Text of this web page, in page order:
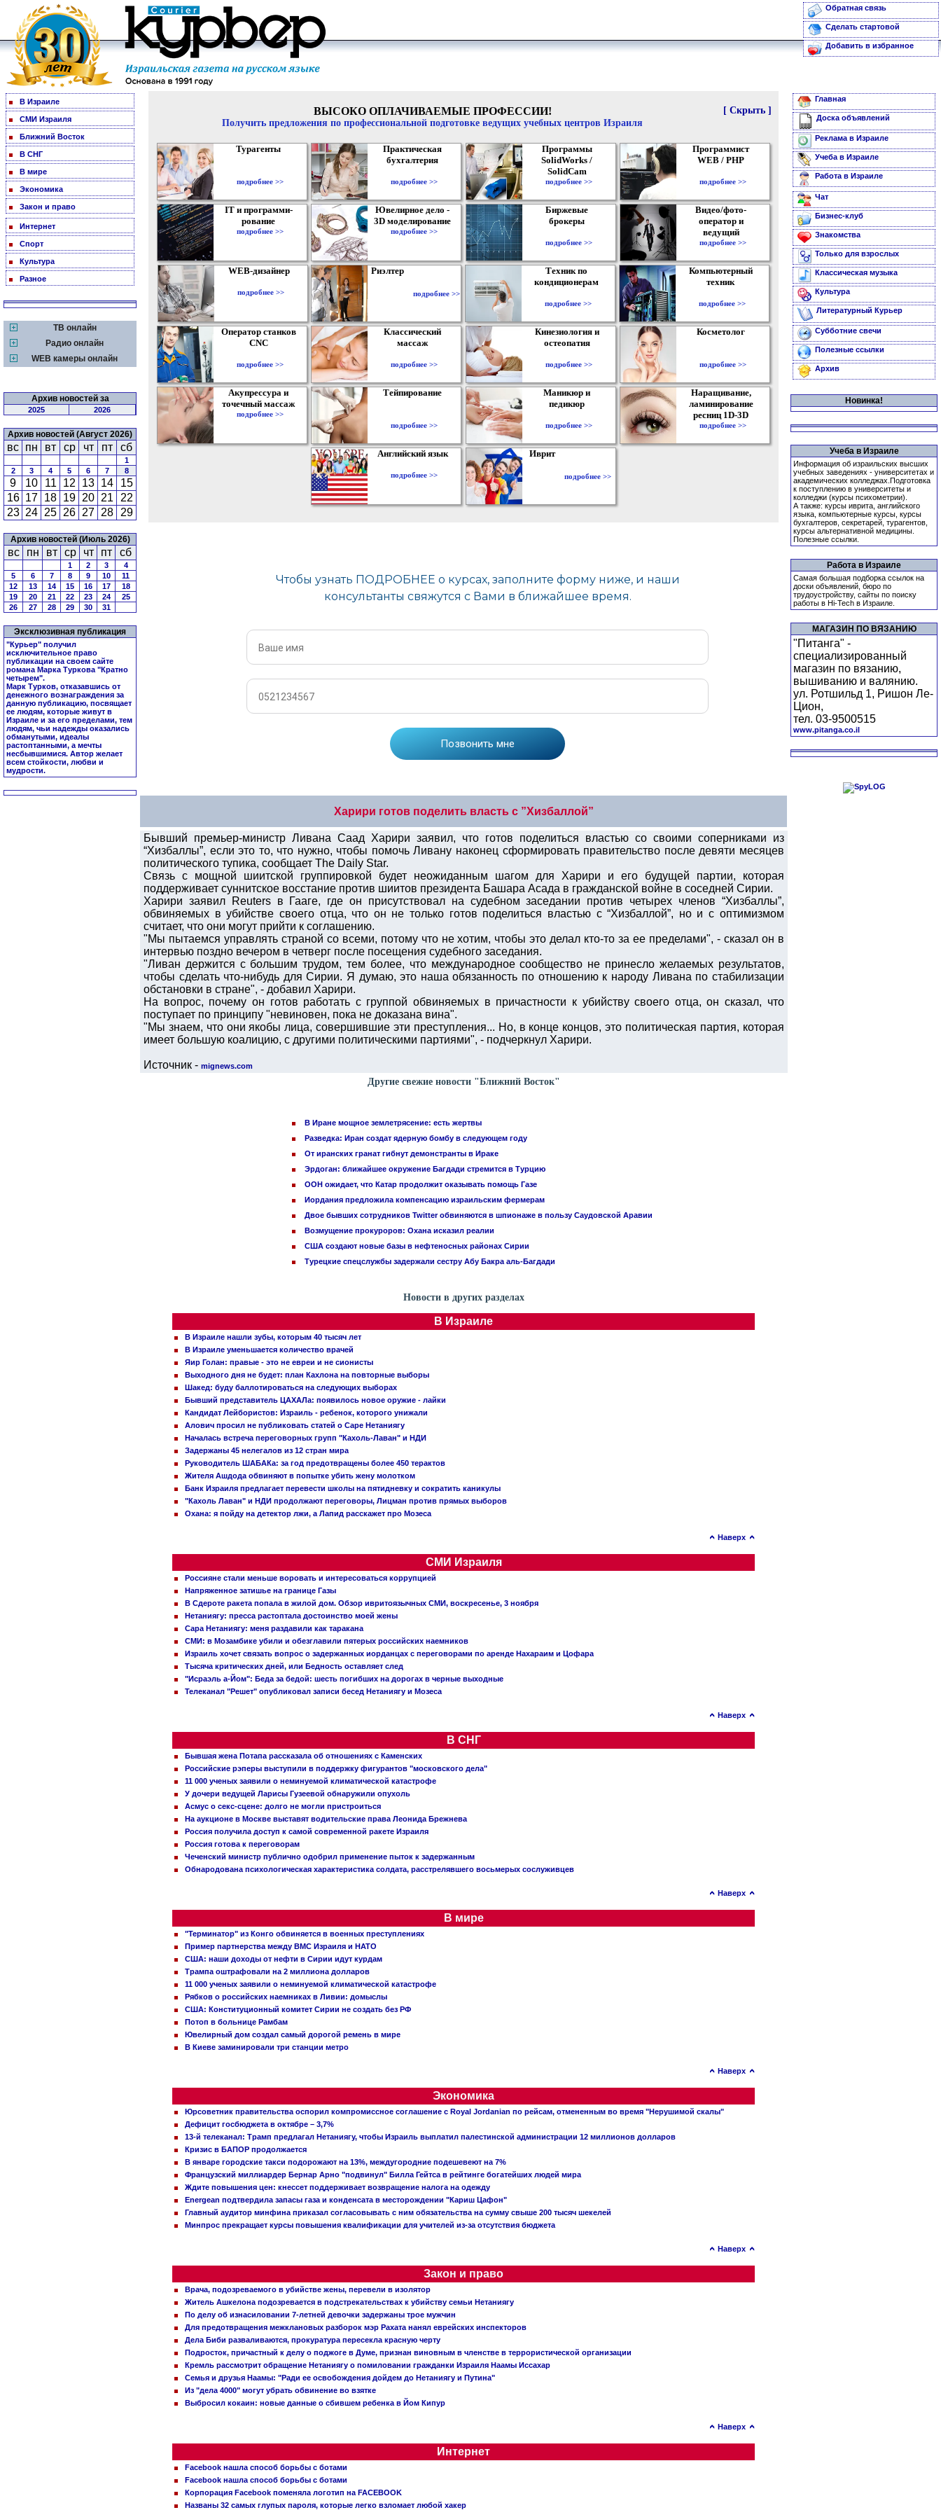
Обратная связь
Сделать стартовой
Добавить в избранное
В Израиле
СМИ Израиля
Ближний Восток
В СНГ
В мире
Экономика
Закон и право
Интернет
Спорт
Культура
Разное
ТВ онлайн
Радио онлайн
WEB камеры онлайн
Архив новостей за
2025 2026
Архив новостей (Август 2026)
вс пн вт ср чт пт сб
1
2
3 4 5 6 7 8
9 10 11 12 13 14
15
16 17 18 19 20 21
22
23 24 25 26 27 28 29
Архив новостей (Июль 2026)
вс пн вт ср чт пт сб
1 2 3
4
5
6 7 8 9 10
11
12
13 14 15 16 17
18
19
20 21 22 23 24
25
26
27 28 29 30 31
Эксклюзивная публикация
"Курьер" получил
исключительное право
публикации на своем сайте
романа Марка Туркова "Кратно
четырем".
Марк Турков, отказавшись от
денежного вознаграждения за
данную публикацию, посвящает
ее людям, которые живут в
Израиле и за его пределами, тем
людям, чьи надежды оказались
обманутыми, идеалы
растоптанными, а мечты
несбывшимися. Автор желает
всем стойкости, любви и
мудрости.
[ Скрыть ]
ВЫСОКО ОПЛАЧИВАЕМЫЕ ПРОФЕССИИ!
Получить предложения по профессиональной подготовке ведущих учебных центров Израиля
Турагенты
подробнее >>
Практическая
бухгалтерия
подробнее >>
Программы
SolidWorks /
SolidCam
подробнее >>
Программист
WEB / PHP
подробнее >>
IT и программи-
рование
подробнее >>
Ювелирное дело -
3D моделирование
подробнее >>
Биржевые
брокеры
подробнее >>
Видео/фото-
оператор и
ведущий
подробнее >>
WEB-дизайнер
подробнее >>
Риэлтер
подробнее >>
Техник по
кондиционерам
подробнее >>
Компьютерный
техник
подробнее >>
Оператор станков
CNC
подробнее >>
Классический
массаж
подробнее >>
Кинезиология и
остеопатия
подробнее >>
Косметолог
подробнее >>
Акупрессура и
точечный массаж
подробнее >>
Тейпирование
подробнее >>
Маникюр и
педикюр
подробнее >>
Наращивание,
ламинирование
ресниц 1D-3D
подробнее >>
Английский язык
подробнее >>
Иврит
подробнее >>
Харири готов поделить власть с ”Хизбаллой”
Бывший премьер-министр Ливана Саад Харири заявил, что готов поделиться властью со своими соперниками из
“Хизбаллы”, если это то, что нужно, чтобы помочь Ливану наконец сформировать правительство после девяти месяцев
политического тупика, сообщает The Daily Star.
Связь с мощной шиитской группировкой будет неожиданным шагом для Харири и его будущей партии, которая
поддерживает суннитское восстание против шиитов президента Башара Асада в гражданской войне в соседней Сирии.
Харири заявил Reuters в Гааге, где он присутствовал на судебном заседании против четырех членов “Хизбаллы”,
обвиняемых в убийстве своего отца, что он не только готов поделиться властью с “Хизбаллой”, но и с оптимизмом
считает, что они могут прийти к соглашению.
"Мы пытаемся управлять страной со всеми, потому что не хотим, чтобы это делал кто-то за ее пределами", - сказал он в
интервью поздно вечером в четверг после посещения судебного заседания.
"Ливан держится с большим трудом, тем более, что международное сообщество не принесло желаемых результатов,
чтобы сделать что-нибудь для Сирии. Я думаю, это наша обязанность по отношению к народу Ливана по стабилизации
обстановки в стране", - добавил Харири.
На вопрос, почему он готов работать с группой обвиняемых в причастности к убийству своего отца, он сказал, что
поступает по принципу "невиновен, пока не доказана вина".
"Мы знаем, что они якобы лица, совершившие эти преступления... Но, в конце концов, это политическая партия, которая
имеет большую коалицию, с другими политическими партиями", - подчеркнул Харири.
Источник - mignews.com
Другие свежие новости "Ближний Восток"
В Иране мощное землетрясение: есть жертвы
Разведка: Иран создат ядерную бомбу в следующем году
От иранских гранат гибнут демонстранты в Ираке
Эрдоган: ближайшее окружение Багдади стремится в Турцию
ООН ожидает, что Катар продолжит оказывать помощь Газе
Иордания предложила компенсацию израильским фермерам
Двое бывших сотрудников Twitter обвиняются в шпионаже в пользу Саудовской Аравии
Возмущение прокуроров: Охана исказил реалии
США создают новые базы в нефтеносных районах Сирии
Турецкие спецслужбы задержали сестру Абу Бакра аль-Багдади
Новости в других разделах
В Израиле
В Израиле нашли зубы, которым 40 тысяч лет
В Израиле уменьшается количество врачей
Яир Голан: правые - это не евреи и не сионисты
Выходного дня не будет: план Кахлона на повторные выборы
Шакед: буду баллотироваться на следующих выборах
Бывший представитель ЦАХАЛа: появилось новое оружие - лайки
Кандидат Лейбористов: Израиль - ребенок, которого унижали
Алович просил не публиковать статей о Саре Нетаниягу
Началась встреча переговорных групп "Кахоль-Лаван" и НДИ
Задержаны 45 нелегалов из 12 стран мира
Руководитель ШАБАКа: за год предотвращены более 450 терактов
Жителя Ашдода обвиняют в попытке убить жену молотком
Банк Израиля предлагает перевести школы на пятидневку и сократить каникулы
"Кахоль Лаван" и НДИ продолжают переговоры, Лицман против прямых выборов
Охана: я пойду на детектор лжи, а Лапид расскажет про Мозеса
Наверх
СМИ Израиля
Россияне стали меньше воровать и интересоваться коррупцией
Напряженное затишье на границе Газы
В Сдероте ракета попала в жилой дом. Обзор ивритоязычных СМИ, воскресенье, 3 ноября
Нетаниягу: пресса растоптала достоинство моей жены
Сара Нетаниягу: меня раздавили как таракана
СМИ: в Мозамбике убили и обезглавили пятерых российских наемников
Израиль хочет связать вопрос о задержанных иорданцах с переговорами по аренде Нахараим и Цофара
Тысяча критических дней, или Бедность оставляет след
"Исраэль а-Йом": Беда за бедой: шесть погибших на дорогах в черные выходные
Телеканал "Решет" опубликовал записи бесед Нетаниягу и Мозеса
Наверх
В СНГ
Бывшая жена Потапа рассказала об отношениях с Каменских
Российские рэперы выступили в поддержку фигурантов "московского дела"
11 000 ученых заявили о неминуемой климатической катастрофе
У дочери ведущей Ларисы Гузеевой обнаружили опухоль
Асмус о секс-сцене: долго не могли пристроиться
На аукционе в Москве выставят водительские права Леонида Брежнева
Россия получила доступ к самой современной ракете Израиля
Россия готова к переговорам
Чеченский министр публично одобрил применение пыток к задержанным
Обнародована психологическая характеристика солдата, расстрелявшего восьмерых сослуживцев
Наверх
В мире
"Терминатор" из Конго обвиняется в военных преступлениях
Пример партнерства между ВМС Израиля и НАТО
США: наши доходы от нефти в Сирии идут курдам
Трампа оштрафовали на 2 миллиона долларов
11 000 ученых заявили о неминуемой климатической катастрофе
Рябков о российских наемниках в Ливии: домыслы
США: Конституционный комитет Сирии не создать без РФ
Потоп в больнице Рамбам
Ювелирный дом создал самый дорогой ремень в мире
В Киеве заминировали три станции метро
Наверх
Экономика
Юрсоветник правительства оспорил компромиссное соглашение с Royal Jordanian по рейсам, отмененным во время "Нерушимой скалы"
Дефицит госбюджета в октябре – 3,7%
13-й телеканал: Трамп предлагал Нетаниягу, чтобы Израиль выплатил палестинской администрации 12 миллионов долларов
Кризис в БАПОР продолжается
В январе городские такси подорожают на 13%, междугородние подешевеют на 7%
Французский миллиардер Бернар Арно "подвинул" Билла Гейтса в рейтинге богатейших людей мира
Ждите повышения цен: кнессет поддерживает возвращение налога на одежду
Energean подтвердила запасы газа и конденсата в месторождении "Кариш Цафон"
Главный аудитор минфина приказал согласовывать с ним обязательства на сумму свыше 200 тысяч шекелей
Минпрос прекращает курсы повышения квалификации для учителей из-за отсутствия бюджета
Наверх
Закон и право
Врача, подозреваемого в убийстве жены, перевели в изолятор
Житель Ашкелона подозревается в подстрекательствах к убийству семьи Нетаниягу
По делу об изнасиловании 7-летней девочки задержаны трое мужчин
Для предотвращения межклановых разборок мэр Рахата нанял еврейских инспекторов
Дела Биби разваливаются, прокуратура пересекла красную черту
Подросток, причастный к делу о поджоге в Думе, признан виновным в членстве в террористической организации
Кремль рассмотрит обращение Нетаниягу о помиловании гражданки Израиля Наамы Иссахар
Семья и друзья Наамы: "Ради ее освобождения дойдем до Нетаниягу и Путина"
Из "дела 4000" могут убрать обвинение во взятке
Выбросил кокаин: новые данные о сбившем ребенка в Йом Кипур
Наверх
Интернет
Facebook нашла способ борьбы с ботами
Facebook нашла способ борьбы с ботами
Корпорация Facebook поменяла логотип на FACEBOOK
Названы 32 самых глупых пароля, которые легко взломает любой хакер
Главная
Доска объявлений
Реклама в Израиле
Учеба в Израиле
Работа в Израиле
Чат
Бизнес-клуб
Знакомства
Только для взрослых
Классическая музыка
Культура
Литературный Курьер
Субботние свечи
Полезные ссылки
Архив
Новинка!
Учеба в Израиле
Информация об израильских высших
учебных заведениях - университетах и
академических колледжах.Подготовка
к поступлению в университеты и
колледжи (курсы психометрии).
А также: курсы иврита, английского
языка, компьютерные курсы, курсы
бухгалтеров, секретарей, турагентов,
курсы альтернативной медицины.
Полезные ссылки.
Работа в Израиле
Самая большая подборка ссылок на
доски объявлений, бюро по
трудоустройству, сайты по поиску
работы в Hi-Tech в Израиле.
МАГАЗИН ПО ВЯЗАНИЮ
"Питанга" -
специализированный
магазин по вязанию,
вышиванию и валянию.
ул. Ротшильд 1, Ришон Ле-
Цион,
тел. 03-9500515
www.pitanga.co.il